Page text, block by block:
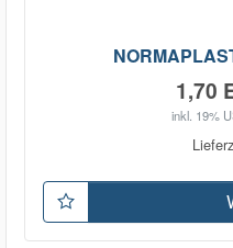
1,70
inkl. 19%